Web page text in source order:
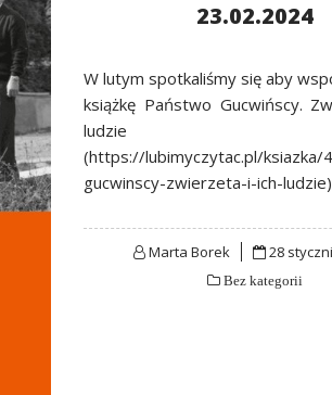
23.02.2024
W lutym spotkaliśmy się aby
książkę Państwo Gucwińscy.
ludzie
(https://lubimyczytac.pl/
gucwinscy-zwierzeta-i-ich-
Marta Borek
Posted
28
Bez kategorii